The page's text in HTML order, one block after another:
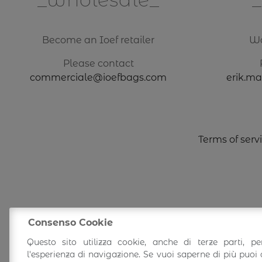
Become an Ioef retailer
Please contact
commerciale@ioefbags.com
Terms of
Ioef SRL -Italian
Consenso Cookie
Questo sito utilizza cookie, anche di terze parti,
l'esperienza di navigazione. Se vuoi saperne di più puoi